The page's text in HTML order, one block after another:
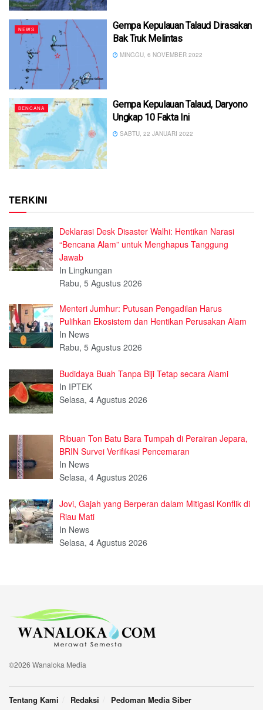
NEWS
Gempa Kepulauan Talaud Dirasakan
Bak Truk Melintas
MINGGU, 6 NOVEMBER 2022
BENCANA
Gempa Kepulauan Talaud, Daryono
Ungkap 10 Fakta Ini
SABTU, 22 JANUARI 2022
TERKINI
Deklarasi Desk Disaster Walhi: Hentikan Narasi
“Bencana Alam” untuk Menghapus Tanggung
Jawab
In Lingkungan
Rabu, 5 Agustus 2026
Menteri Jumhur: Putusan Pengadilan Harus
Pulihkan Ekosistem dan Hentikan Perusakan Alam
In News
Rabu, 5 Agustus 2026
Budidaya Buah Tanpa Biji Tetap secara Alami
In IPTEK
Selasa, 4 Agustus 2026
Ribuan Ton Batu Bara Tumpah di Perairan Jepara,
BRIN Survei Verifikasi Pencemaran
In News
Selasa, 4 Agustus 2026
Jovi, Gajah yang Berperan dalam Mitigasi Konflik di
Riau Mati
In News
Selasa, 4 Agustus 2026
©2026 Wanaloka Media
Tentang Kami Redaksi Pedoman Media Siber